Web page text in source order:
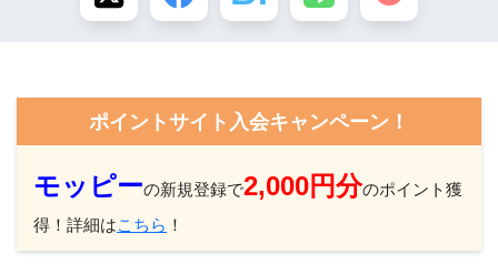
ポイントサイト入会キャンペーン！
モッピーの新規登録で2,000円分のポイント獲
得！詳細はこちら ！